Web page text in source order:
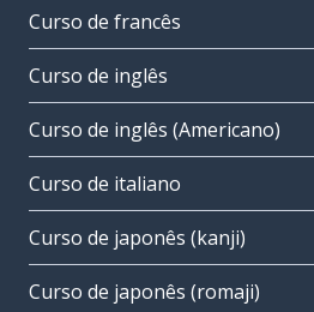
Curso de francês
Curso de inglês
Curso de inglês (Americano)
Curso de italiano
Curso de japonês (kanji)
Curso de japonês (romaji)